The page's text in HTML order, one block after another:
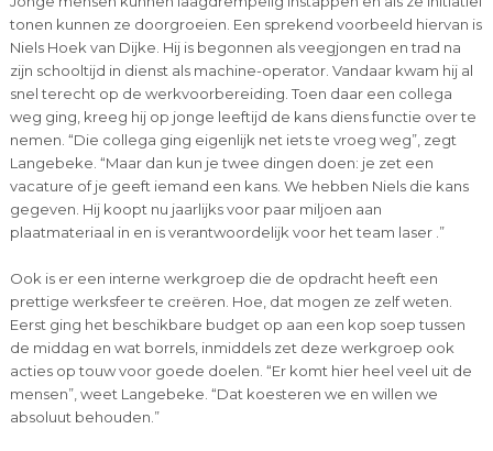
tonen kunnen ze doorgroeien. Een sprekend voorbeeld hiervan is
Niels Hoek van Dijke. Hij is begonnen als veegjongen en trad na
zijn schooltijd in dienst als machine-operator. Vandaar kwam hij al
snel terecht op de werkvoorbereiding. Toen daar een collega
weg ging, kreeg hij op jonge leeftijd de kans diens functie over te
nemen. “Die collega ging eigenlijk net iets te vroeg weg”, zegt
Langebeke. “Maar dan kun je twee dingen doen: je zet een
vacature of je geeft iemand een kans. We hebben Niels die kans
gegeven. Hij koopt nu jaarlijks voor paar miljoen aan
plaatmateriaal in en is verantwoordelijk voor het team laser .”
Ook is er een interne werkgroep die de opdracht heeft een
prettige werksfeer te creëren. Hoe, dat mogen ze zelf weten.
Eerst ging het beschikbare budget op aan een kop soep tussen
de middag en wat borrels, inmiddels zet deze werkgroep ook
acties op touw voor goede doelen. “Er komt hier heel veel uit de
mensen”, weet Langebeke. “Dat koesteren we en willen we
absoluut behouden.”